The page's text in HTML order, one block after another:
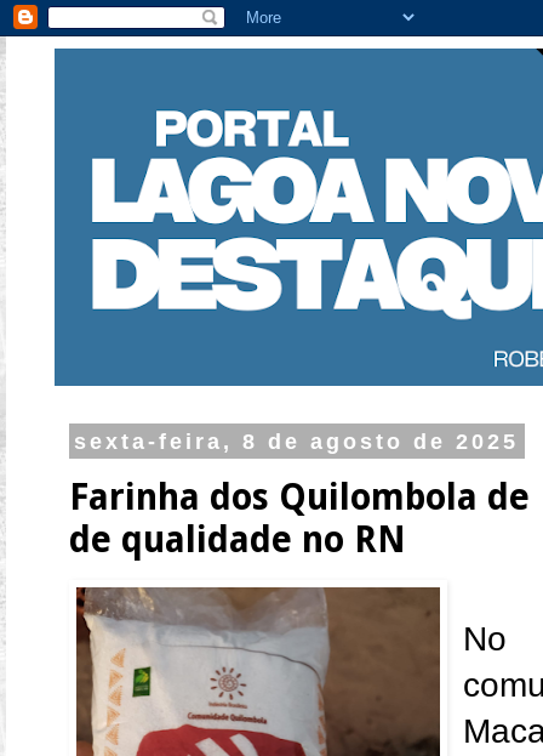
sexta-feira, 8 de agosto de 2025
Farinha dos Quilombola
de qualidade no RN